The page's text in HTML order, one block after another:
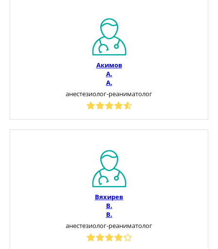
Акимов
А.
А.
анестезиолог-реаниматолог
Вяхирев
В.
В.
анестезиолог-реаниматолог